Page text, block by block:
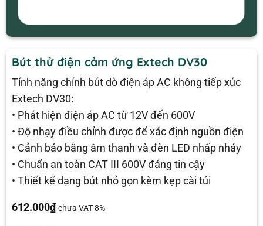
Bút thử điện cảm ứng Extech DV30
Tính năng chính bút dò điện áp AC không tiếp xúc
Extech DV30:
• Phát hiện điện áp AC từ 12V đến 600V
• Độ nhạy điều chỉnh được để xác định nguồn điện
• Cảnh báo bằng âm thanh và đèn LED nhấp nháy
• Chuẩn an toàn CAT III 600V đáng tin cậy
• Thiết kế dạng bút nhỏ gọn kèm kẹp cài túi
612.000₫ chưa VAT 8%